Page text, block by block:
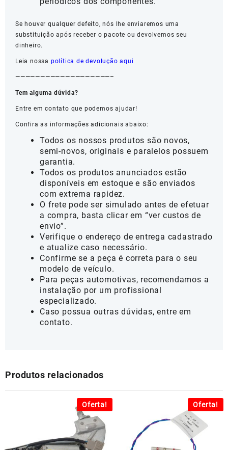
Se houver qualquer defeito, nós lhe enviaremos uma
substituição após receber o pacote ou devolvemos seu
dinheiro.
Leia nossa política de devolução aqui
———————————————————–
Tem alguma dúvida?
Entre em contato que podemos ajudar!
Confira as informações adicionais abaixo:
Todos os nossos produtos são novos,
semi-novos, originais e paralelos possuem
garantia.
Todos os produtos anunciados estão
disponíveis em estoque e são enviados
com extrema rapidez.
O frete pode ser simulado antes de efetuar
a compra, basta clicar em “ver custos de
envio”.
Verifique o endereço de entrega cadastrado
e atualize caso necessário.
Confirme se a peça é correta para o seu
modelo de veículo.
Para peças automotivas, recomendamos a
instalação por um profissional
especializado.
Caso possua outras dúvidas, entre em
contato.
Produtos relacionados
Oferta! Oferta!